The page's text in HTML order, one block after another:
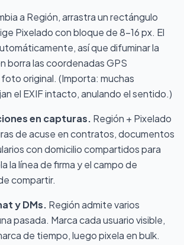
a Región, arrastra un rectángulo
Pixelado con bloque de 8–16 px. El
así que difuminar la
borra las coordenadas GPS
original. (Importa: muchas
el EXIF intacto, anulando el sentido.)
en capturas. Región + Pixelado
de acuse en contratos, documentos
con domicilio compartidos para
la línea de firma y el campo de
compartir.
y DMs. Región admite varios
pasada. Marca cada usuario visible,
de tiempo, luego pixela en bulk.